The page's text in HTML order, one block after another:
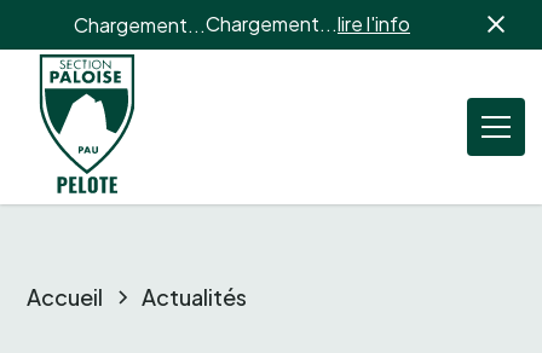
Chargement...Chargement...lire l'info
Accueil Actualités